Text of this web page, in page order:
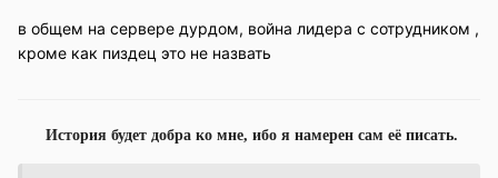
в общем на сервере дурдом, война лидера с сотрудником ,
кроме как пиздец это не назвать
История будет добра ко мне, ибо я намерен сам её писать.